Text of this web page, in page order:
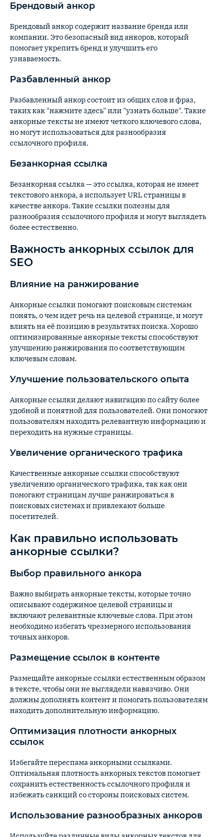
Брендовый анкор
Брендовый анкор содержит название бренда или
компании. Это безопасный вид анкоров, который
помогает укрепить бренд и улучшить его
узнаваемость.
Разбавленный анкор
Разбавленный анкор состоит из общих слов и фраз,
таких как "нажмите здесь" или "узнать больше". Такие
анкорные тексты не имеют четкого ключевого слова,
но могут использоваться для разнообразия
ссылочного профиля.
Безанкорная ссылка
Безанкорная ссылка — это ссылка, которая не имеет
текстового анкора, а использует URL страницы в
качестве анкора. Такие ссылки полезны для
разнообразия ссылочного профиля и могут выглядеть
более естественно.
Важность анкорных ссылок для
SEO
Влияние на ранжирование
Анкорные ссылки помогают поисковым системам
понять, о чем идет речь на целевой странице, и могут
влиять на её позицию в результатах поиска. Хорошо
оптимизированные анкорные тексты способствуют
улучшению ранжирования по соответствующим
ключевым словам.
Улучшение пользовательского опыта
Анкорные ссылки делают навигацию по сайту более
удобной и понятной для пользователей. Они помогают
пользователям находить релевантную информацию и
переходить на нужные страницы.
Увеличение органического трафика
Качественные анкорные ссылки способствуют
увеличению органического трафика, так как они
помогают страницам лучше ранжироваться в
поисковых системах и привлекают больше
посетителей.
Как правильно использовать
анкорные ссылки?
Выбор правильного анкора
Важно выбирать анкорные тексты, которые точно
описывают содержимое целевой страницы и
включают релевантные ключевые слова. При этом
необходимо избегать чрезмерного использования
точных анкоров.
Размещение ссылок в контенте
Размещайте анкорные ссылки естественным образом
в тексте, чтобы они не выглядели навязчиво. Они
должны дополнять контент и помогать пользователям
находить дополнительную информацию.
Оптимизация плотности анкорных
ссылок
Избегайте переспама анкорными ссылками.
Оптимальная плотность анкорных текстов помогает
сохранить естественность ссылочного профиля и
избежать санкций со стороны поисковых систем.
Использование разнообразных анкоров